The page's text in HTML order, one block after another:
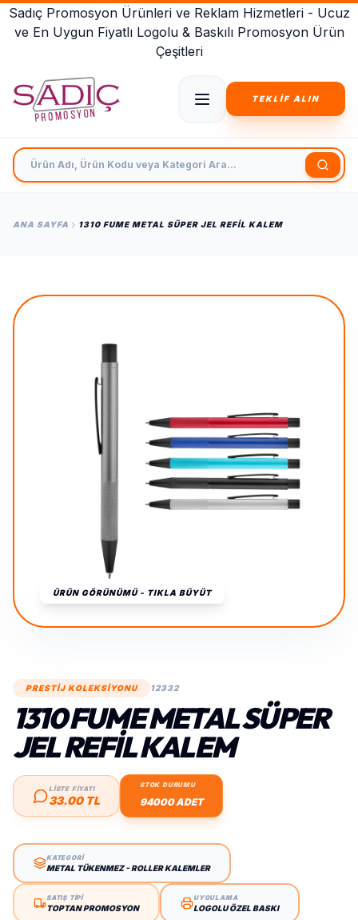
Sadıç Promosyon Ürünleri ve Reklam Hizmetleri - Ucuz
ve En Uygun Fiyatlı Logolu & Baskılı Promosyon Ürün
Çeşitleri
TEKLİF ALIN
Ürün Adı, Ürün Kodu veya Kategori Ara
ANA SAYFA 1310 FUME METAL SÜPER JEL REFIL KALEM
ÜRÜN GÖRÜNÜMÜ - TIKLA BÜYÜT
PRESTİJ KOLEKSİYONU 12332
1310 FUME METAL SÜPER
JEL REFIL KALEM
LİSTE FİYATI
33.00 TL
STOK DURUMU
94000 ADET
KATEGORİ
METAL TÜKENMEZ - ROLLER KALEMLER
SATIŞ TİPİ
TOPTAN PROMOSYON
UYGULAMA
LOGOLU ÖZEL BASKI